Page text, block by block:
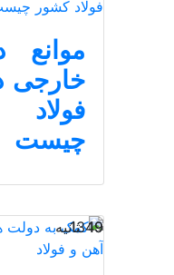
موانع
خارجی
چیست
19 ثانیه
1349